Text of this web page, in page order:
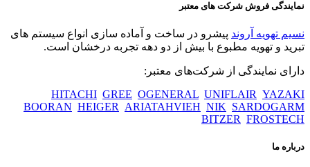
نمایندگی فروش شرکت های معتبر
نسیم تهویه آروند پیشرو در ساخت و آماده سازی انواع سیستم های
تبرید و تهویه مطبوع با بیش از دو دهه تجربه درخشان است.
دارای نمایندگی از شرکت‌های معتبر:
HITACHI GREE OGENERAL UNIFLAIR YAZAKI
BOORAN HEIGER ARIATAHVIEH NIK SARDOGARM
BITZER FROSTECH
درباره ما